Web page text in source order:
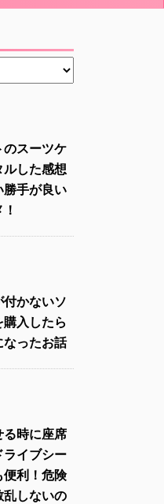
のスーツケ
ルした感想
勝手が良い
かないソ
入したら
なったお話
る時に座席
ライブシー
便利！危険
乱しないの